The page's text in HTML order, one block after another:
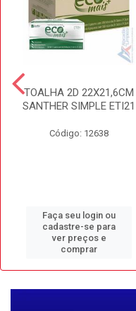
TOALHA 2D 22X21,6CM
SANTHER SIMPLE ETI21
Código: 12638
Faça seu login ou
cadastre-se para
ver preços e
comprar